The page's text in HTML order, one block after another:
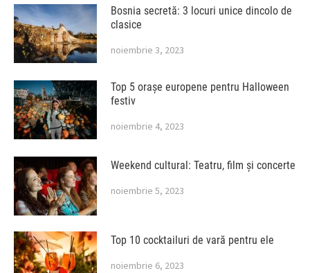
Bosnia secretă: 3 locuri unice dincolo de
clasice
noiembrie 3, 2023
Top 5 orașe europene pentru Halloween
festiv
noiembrie 4, 2023
Weekend cultural: Teatru, film și concerte
noiembrie 5, 2023
Top 10 cocktailuri de vară pentru ele
noiembrie 6, 2023